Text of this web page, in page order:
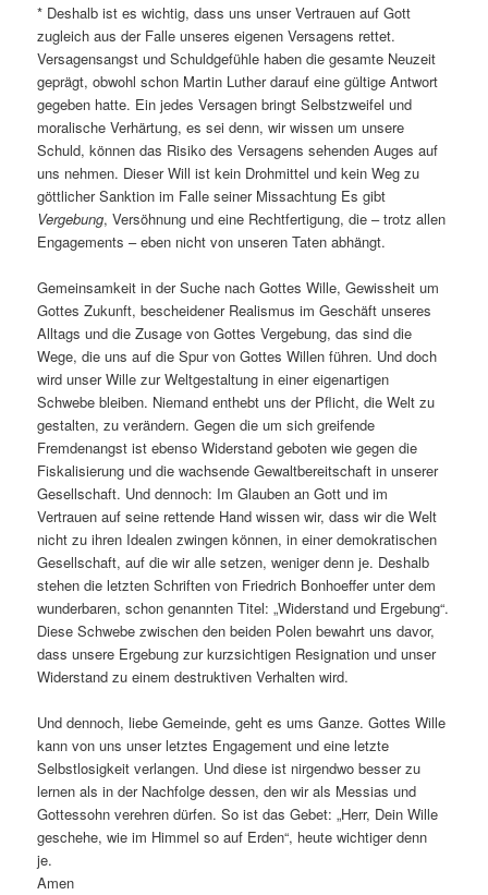
* Deshalb ist es wichtig, dass uns unser Vertrauen auf Gott
zugleich aus der Falle unseres eigenen Versagens rettet.
Versagensangst und Schuldgefühle haben die gesamte Neuzeit
geprägt, obwohl schon Martin Luther darauf eine gültige Antwort
gegeben hatte. Ein jedes Versagen bringt Selbstzweifel und
moralische Verhärtung, es sei denn, wir wissen um unsere
Schuld, können das Risiko des Versagens sehenden Auges auf
uns nehmen. Dieser Will ist kein Drohmittel und kein Weg zu
göttlicher Sanktion im Falle seiner Missachtung Es gibt
Vergebung, Versöhnung und eine Rechtfertigung, die – trotz allen
Engagements – eben nicht von unseren Taten abhängt.
Gemeinsamkeit in der Suche nach Gottes Wille, Gewissheit um
Gottes Zukunft, bescheidener Realismus im Geschäft unseres
Alltags und die Zusage von Gottes Vergebung, das sind die
Wege, die uns auf die Spur von Gottes Willen führen. Und doch
wird unser Wille zur Weltgestaltung in einer eigenartigen
Schwebe bleiben. Niemand enthebt uns der Pflicht, die Welt zu
gestalten, zu verändern. Gegen die um sich greifende
Fremdenangst ist ebenso Widerstand geboten wie gegen die
Fiskalisierung und die wachsende Gewaltbereitschaft in unserer
Gesellschaft. Und dennoch: Im Glauben an Gott und im
Vertrauen auf seine rettende Hand wissen wir, dass wir die Welt
nicht zu ihren Idealen zwingen können, in einer demokratischen
Gesellschaft, auf die wir alle setzen, weniger denn je. Deshalb
stehen die letzten Schriften von Friedrich Bonhoeffer unter dem
wunderbaren, schon genannten Titel: „Widerstand und Ergebung“.
Diese Schwebe zwischen den beiden Polen bewahrt uns davor,
dass unsere Ergebung zur kurzsichtigen Resignation und unser
Widerstand zu einem destruktiven Verhalten wird.
Und dennoch, liebe Gemeinde, geht es ums Ganze. Gottes Wille
kann von uns unser letztes Engagement und eine letzte
Selbstlosigkeit verlangen. Und diese ist nirgendwo besser zu
lernen als in der Nachfolge dessen, den wir als Messias und
Gottessohn verehren dürfen. So ist das Gebet: „Herr, Dein Wille
geschehe, wie im Himmel so auf Erden“, heute wichtiger denn
je.
Amen